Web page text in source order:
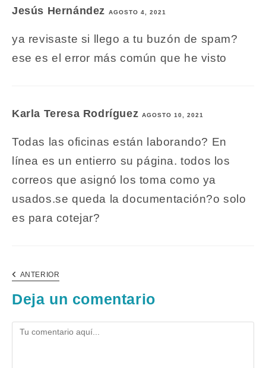
Jesús Hernández AGOSTO 4, 2021
ya revisaste si llego a tu buzón de spam?
ese es el error más común que he visto
Karla Teresa Rodríguez AGOSTO 10, 2021
Todas las oficinas están laborando? En
línea es un entierro su página. todos los
correos que asignó los toma como ya
usados.se queda la documentación?o solo
es para cotejar?
de
COMENTARIO
ANTERIOR
ANTERIOR
Deja un comentario
Comentario